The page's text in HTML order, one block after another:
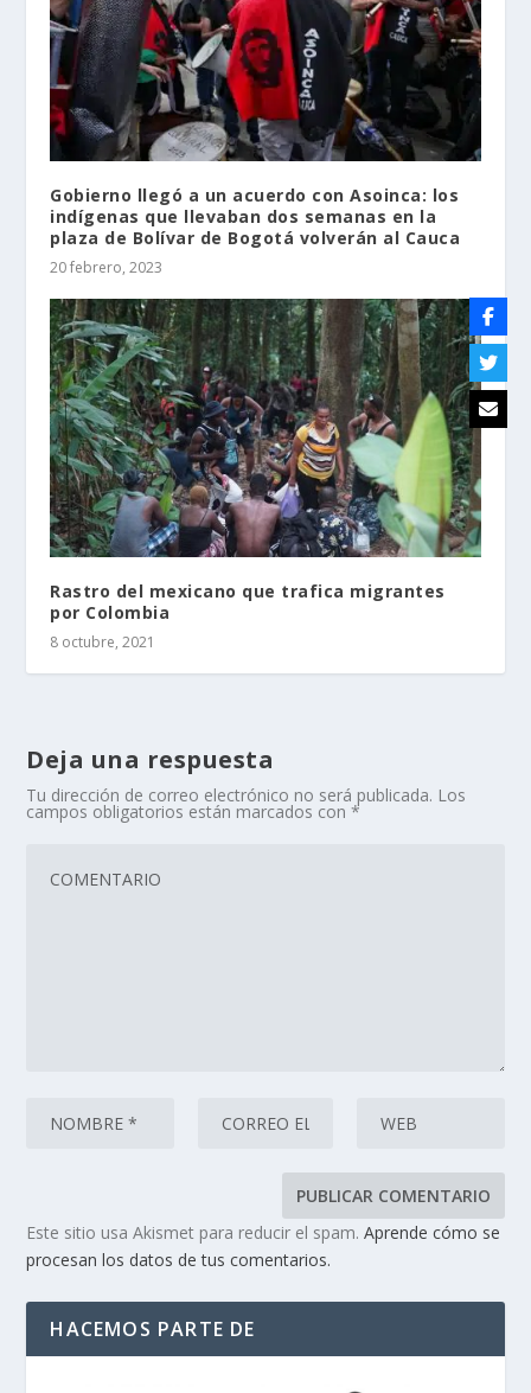
Gobierno llegó a un acuerdo con Asoinca: los
indígenas que llevaban dos semanas en la
plaza de Bolívar de Bogotá volverán al Cauca
20 febrero, 2023
Rastro del mexicano que trafica migrantes
por Colombia
8 octubre, 2021
Deja una respuesta
Tu dirección de correo electrónico no será publicada. Los
campos obligatorios están marcados con*
Este sitio usa Akismet para reducir el spam.Aprende cómo se
procesan los datos de tus comentarios.
HACEMOS PARTE DE